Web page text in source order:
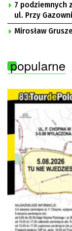
7 podziemnych
ul. Przy Gazowni
Mirosław
popularne